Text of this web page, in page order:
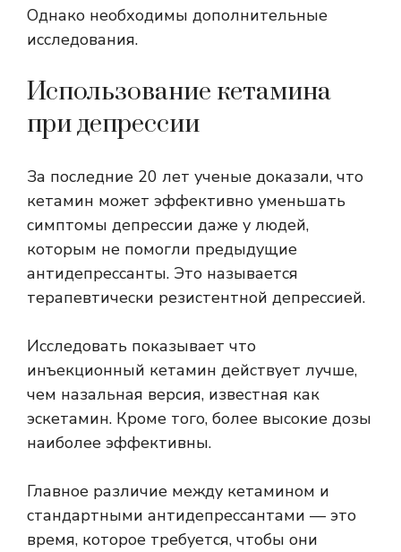
Однако необходимы дополнительные
исследования.
Использование кетамина
при депрессии
За последние 20 лет ученые доказали, что
кетамин может эффективно уменьшать
симптомы депрессии даже у людей,
которым не помогли предыдущие
антидепрессанты. Это называется
терапевтически резистентной депрессией.
Исследовать показывает что
инъекционный кетамин действует лучше,
чем назальная версия, известная как
эскетамин. Кроме того, более высокие дозы
наиболее эффективны.
Главное различие между кетамином и
стандартными антидепрессантами — это
время, которое требуется, чтобы они